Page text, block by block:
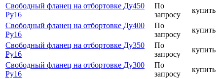
Свободный фланец на отбортовке Ду450
Ру16
По
запросу
купить
Свободный фланец на отбортовке Ду400
Ру16
По
запросу
купить
Свободный фланец на отбортовке Ду350
Ру16
По
запросу
купить
Свободный фланец на отбортовке Ду300
Ру16
По
запросу
купить